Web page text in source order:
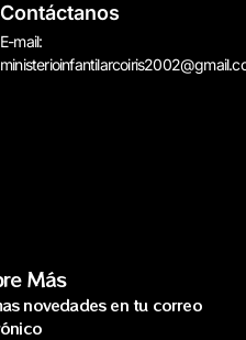
Contáctanos
E-mail:
Más
novedades en tu correo